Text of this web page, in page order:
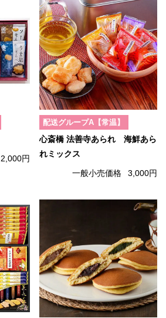
2,000円
配送グループA【常温】
心斎橋 法善寺あられ 海鮮あら
れミックス
一般小売価格 3,000円